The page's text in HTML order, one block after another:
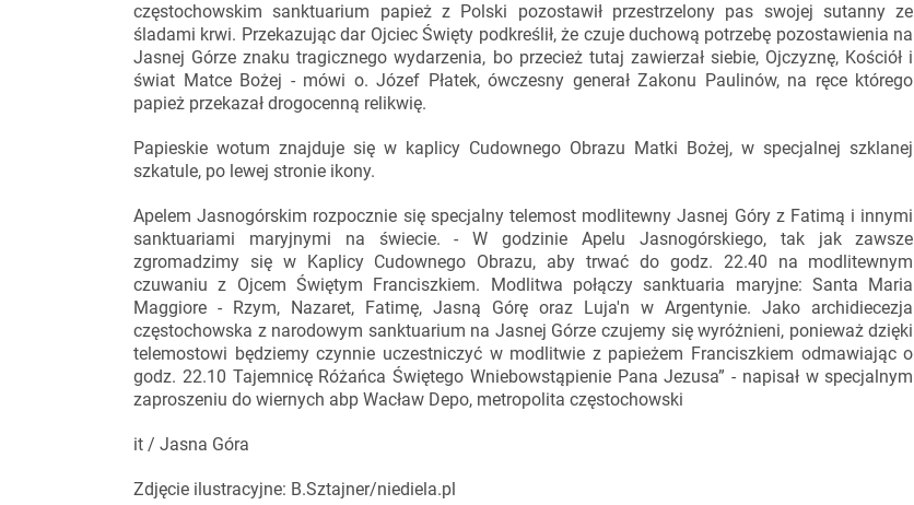
częstochowskim sanktuarium papież z Polski pozostawił przestrzelony pas swojej sutanny ze
śladami krwi. Przekazując dar Ojciec Święty podkreślił, że czuje duchową potrzebę pozostawienia na
Jasnej Górze znaku tragicznego wydarzenia, bo przecież tutaj zawierzał siebie, Ojczyznę, Kościół i
świat Matce Bożej - mówi o. Józef Płatek, ówczesny generał Zakonu Paulinów, na ręce którego
papież przekazał drogocenną relikwię.
Papieskie wotum znajduje się w kaplicy Cudownego Obrazu Matki Bożej, w specjalnej szklanej
szkatule, po lewej stronie ikony.
Apelem Jasnogórskim rozpocznie się specjalny telemost modlitewny Jasnej Góry z Fatimą i innymi
sanktuariami maryjnymi na świecie. - W godzinie Apelu Jasnogórskiego, tak jak zawsze
zgromadzimy się w Kaplicy Cudownego Obrazu, aby trwać do godz. 22.40 na modlitewnym
czuwaniu z Ojcem Świętym Franciszkiem. Modlitwa połączy sanktuaria maryjne: Santa Maria
Maggiore - Rzym, Nazaret, Fatimę, Jasną Górę oraz Luja'n w Argentynie. Jako archidiecezja
częstochowska z narodowym sanktuarium na Jasnej Górze czujemy się wyróżnieni, ponieważ dzięki
telemostowi będziemy czynnie uczestniczyć w modlitwie z papieżem Franciszkiem odmawiając o
godz. 22.10 Tajemnicę Różańca Świętego Wniebowstąpienie Pana Jezusa” - napisał w specjalnym
zaproszeniu do wiernych abp Wacław Depo, metropolita częstochowski
it / Jasna Góra
Zdjęcie ilustracyjne: B.Sztajner/niediela.pl